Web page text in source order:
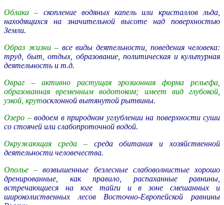
Облака –
скопление водяных капель или кристаллов льда,
находящихся на значительной высоте над поверхностью
Земли.
Образ жизни –все виды деятельности, поведения человека:
труд, быт, отдых, образование, политическая и культурная
деятельность и т.д.
Овраг –активно растущая эрозионная форма рельефа,
образованная временным водотоком; имеет вид глубокой,
узкой, крутосклонной вытянутой рытвины.
Озеро –водоем в природном углублении на поверхности суши
со стоячей или слабопроточной водой.
Окружающая среда
–среда обитания и хозяйственной
деятельности человечества.
Ополье –
возвышенные безлесные слабоволнистые хорошо
дренированные, как правило, распаханные равнины,
встречающиеся на юге тайги и в зоне смешанных и
широколиственных лесов Восточно-Европейской равнины